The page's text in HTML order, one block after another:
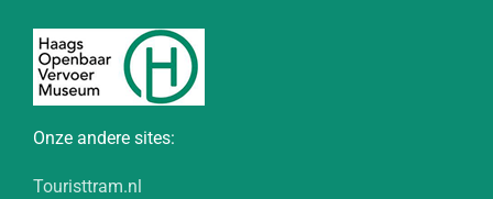
Onze andere sites:
Touristtram.nl